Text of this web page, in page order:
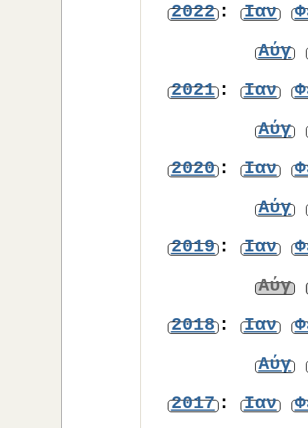
2022: Ιαν
Αύγ
2021: Ιαν
Αύγ
2020: Ιαν
Αύγ
2019: Ιαν
Αύγ
2018: Ιαν
Αύγ
2017: Ιαν